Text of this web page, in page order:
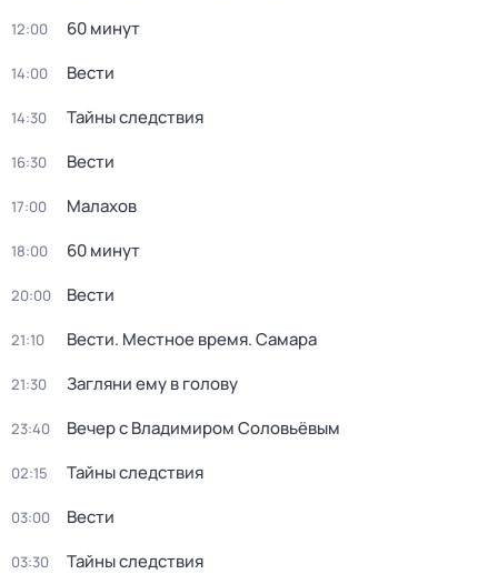
12:00 60 минут
14:00 Вести
14:30 Тайны следствия
16:30 Вести
17:00 Малахов
18:00 60 минут
20:00 Вести
21:10 Вести. Местное время. Самара
21:30 Загляни ему в голову
23:40 Вечер с Владимиром Соловьёвым
02:15 Тайны следствия
03:00 Вести
03:30 Тайны следствия